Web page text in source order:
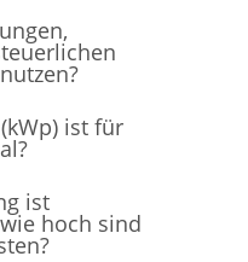
ist für
ist
hoch sind